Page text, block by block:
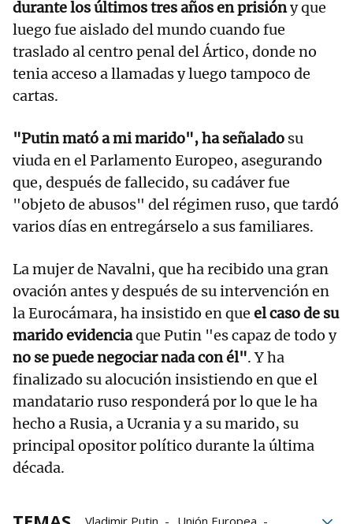
durante los últimos tres años en prisióny que
luego fue aislado del mundo cuando fue
traslado al centro penal del Ártico, donde no
tenia acceso a llamadas y luego tampoco de
cartas.
"Putin mató a mi marido", ha señalado su
viuda en el Parlamento Europeo, asegurando
que, después de fallecido, su cadáver fue
"objeto de abusos" del régimen ruso, que tardó
varios días en entregárselo a sus familiares.
La mujer de Navalni, que ha recibido una gran
ovación antes y después de su intervención en
la Eurocámara, ha insistido en que el caso de su
marido evidenciaque Putin "es capaz de todo y
no se puede negociar nada con él". Y ha
finalizado su alocución insistiendo en que el
mandatario ruso responderá por lo que le ha
hecho a Rusia, a Ucrania y a su marido, su
principal opositor político durante la última
década.
Vladimir Putin
Unión Europea